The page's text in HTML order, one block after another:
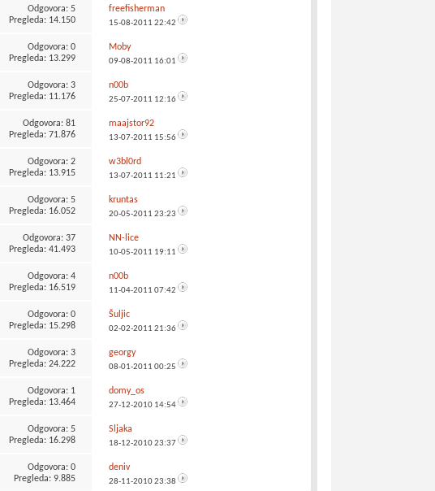
Odgovora: 5
Pregleda: 14.150
freefisherman
15-08-2011 22:42
Odgovora: 0
Pregleda: 13.299
Moby
09-08-2011 16:01
Odgovora: 3
Pregleda: 11.176
n00b
25-07-2011 12:16
Odgovora: 81
Pregleda: 71.876
maajstor92
13-07-2011 15:56
Odgovora: 2
Pregleda: 13.915
w3bl0rd
13-07-2011 11:21
Odgovora: 5
Pregleda: 16.052
kruntas
20-05-2011 23:23
Odgovora: 37
Pregleda: 41.493
NN-lice
10-05-2011 19:11
Odgovora: 4
Pregleda: 16.519
n00b
11-04-2011 07:42
Odgovora: 0
Pregleda: 15.298
Šuljic
02-02-2011 21:36
Odgovora: 3
Pregleda: 24.222
georgy
08-01-2011 00:25
Odgovora: 1
Pregleda: 13.464
domy_os
27-12-2010 14:54
Odgovora: 5
Pregleda: 16.298
Sljaka
18-12-201023:37
Odgovora: 0
Pregleda: 9.885
deniv
28-11-201023:38